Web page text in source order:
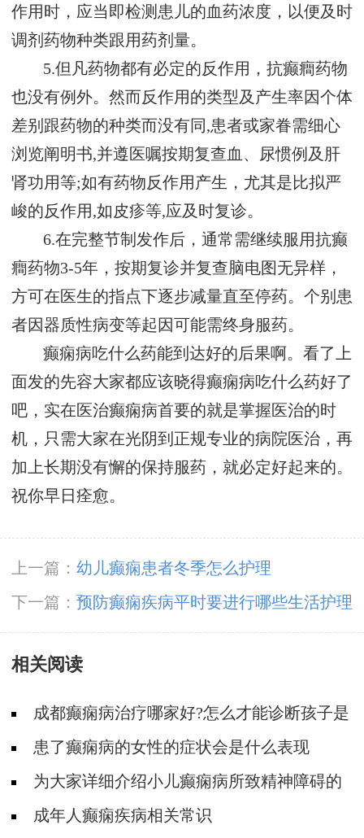
作用时，应当即检测患儿的血药浓度，以便及时
调剂药物种类跟用药剂量。
5.但凡药物都有必定的反作用，抗癫癎药物
也没有例外。然而反作用的类型及产生率因个体
差别跟药物的种类而没有同,患者或家眷需细心
浏览阐明书,并遵医嘱按期复查血、尿惯例及肝
肾功用等;如有药物反作用产生，尤其是比拟严
峻的反作用,如皮疹等,应及时复诊。
6.在完整节制发作后，通常需继续服用抗癫
癎药物3-5年，按期复诊并复查脑电图无异样，
方可在医生的指点下逐步减量直至停药。个别患
者因器质性病变等起因可能需终身服药。
癫痫病吃什么药能到达好的后果啊。看了上
面发的先容大家都应该晓得癫痫病吃什么药好了
吧，实在医治癫痫病首要的就是掌握医治的时
机，只需大家在光阴到正规专业的病院医治，再
加上长期没有懈的保持服药，就必定好起来的。
祝你早日痊愈。
上一篇： 幼儿癫痫患者冬季怎么护理
下一篇： 预防癫痫疾病平时要进行哪些生活护理
相关阅读
成都癫痫病治疗哪家好?怎么才能诊断孩子是
不是得了癫痫?
患了癫痫病的女性的症状会是什么表现
为大家详细介绍小儿癫痫病所致精神障碍的
分类及表现
成年人癫痫疾病相关常识